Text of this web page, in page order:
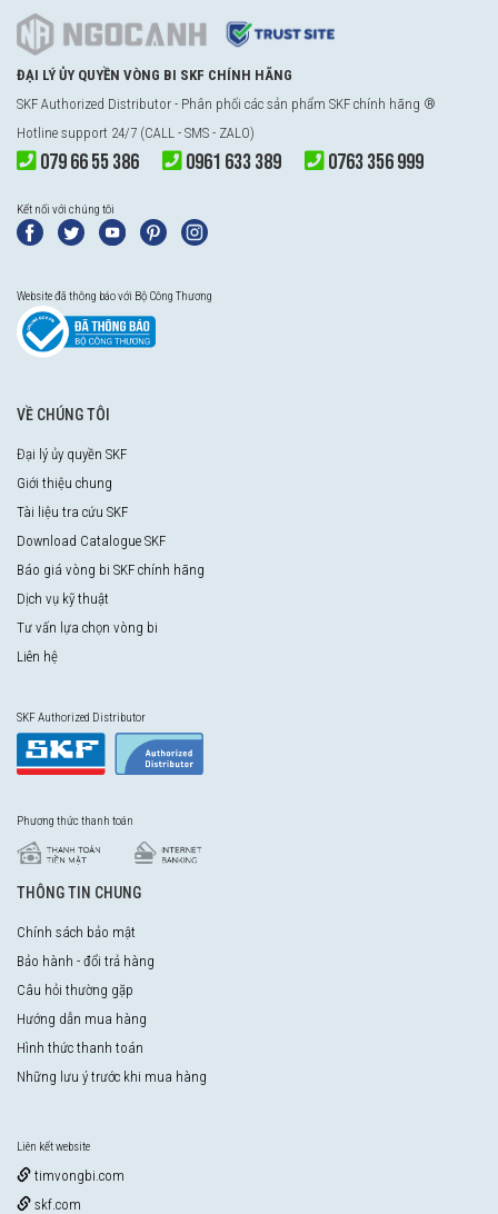
ĐẠI LÝ ỦY QUYỀN VÒNG BI SKF CHÍNH HÃNG
SKF Authorized Distributor - Phân phối các sản phẩm SKF chính hãng ®
Hotline support 24/7 (CALL - SMS - ZALO)
079 66 55 386 0961 633 389 0763 356 999
Kết nối với chúng tôi
Website đã thông báo với Bộ Công Thương
VỀ CHÚNG TÔI
Đại lý ủy quyền SKF
Giới thiệu chung
Tài liệu tra cứu SKF
Download Catalogue SKF
Báo giá vòng bi SKF chính hãng
Dịch vụ kỹ thuật
Tư vấn lựa chọn vòng bi
Liên hệ
SKF Authorized Distributor
Phương thức thanh toán
THÔNG TIN CHUNG
Chính sách bảo mật
Bảo hành - đổi trả hàng
Câu hỏi thường gặp
Hướng dẫn mua hàng
Hình thức thanh toán
Những lưu ý trước khi mua hàng
Liên kết website
timvongbi.com
skf.com